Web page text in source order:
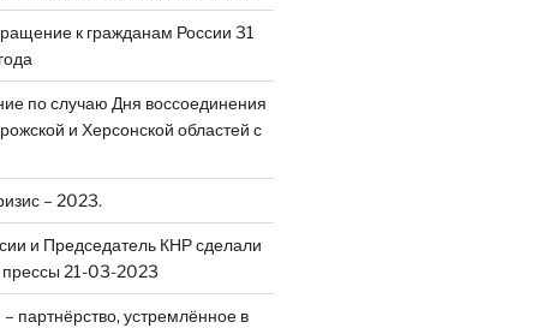
к гражданам России 31
по случаю Дня воссоединения
и Херсонской областей с
– 2023.
и Председатель КНР сделали
прессы 21-03-2023
партнёрство, устремлённое в